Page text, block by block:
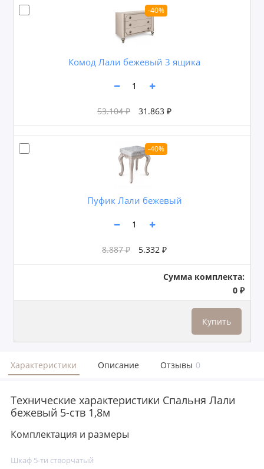
-40%
Комод Лали бежевый 3 ящика
53.104 ₽ 31.863 ₽
-40%
Пуфик Лали бежевый
8.887 ₽ 5.332 ₽
Сумма комплекта:
0 ₽
Купить
Характеристики Описание Отзывы 0
Технические характеристики Спальня Лали
бежевый 5-ств 1,8м
Комплектация и размеры
Шкаф 5-ти створчатый